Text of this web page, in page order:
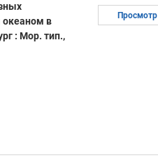
океаном в
: Мор. тип.,
Просмотр